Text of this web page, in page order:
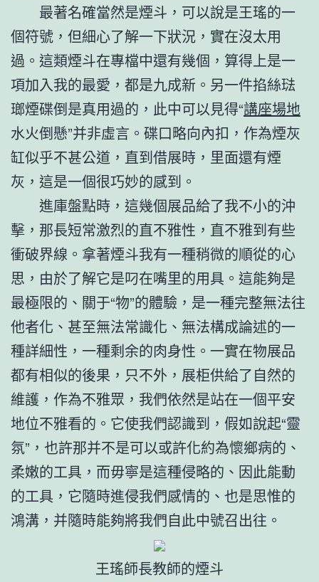
最著名確當然是煙斗，可以說是王瑤的一
個符號，但細心了解一下狀況，實在沒太用
過。這類煙斗在專檔中還有幾個，算得上是一
項加入我的最愛，都是九成新。另一件掐絲琺
瑯煙碟倒是真用過的，此中可以見得“講座場地
水火倒懸”并非虛言。碟口略向內扣，作為煙灰
缸似乎不甚公道，直到借展時，里面還有煙
灰，這是一個很巧妙的感到。
進庫盤點時，這幾個展品給了我不小的沖
擊，那長短常激烈的直不雅性，直不雅到有些
衝破界線。拿著煙斗我有一種稍微的順從的心
思，由於了解它是叼在嘴里的用具。這能夠是
最極限的、關于“物”的體驗，是一種完整無法往
他者化、甚至無法常識化、無法構成論述的一
種詳細性，一種剩余的肉身性。一實在物展品
都有相似的後果，只不外，展柜供給了自然的
維護，作為不雅眾，我們依然是站在一個平安
地位不雅看的。它使我們認識到，假如說起“靈
氛”，也許那并不是可以或許化約為懷鄉病的、
柔嫩的工具，而毋寧是這種侵略的、因此能動
的工具，它隨時進侵我們感情的、也是思惟的
鴻溝，并隨時能夠將我們自此中號召出往。
王瑤師長教師的煙斗